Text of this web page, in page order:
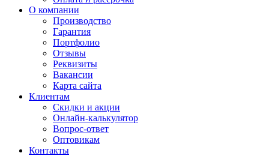
О компании
Производство
Гарантия
Портфолио
Отзывы
Реквизиты
Вакансии
Карта сайта
Клиентам
Скидки и акции
Онлайн-калькулятор
Вопрос-ответ
Оптовикам
Контакты